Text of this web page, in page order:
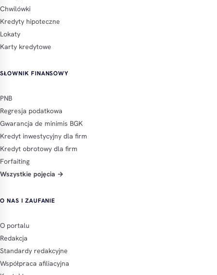
Chwilówki
Kredyty hipoteczne
Lokaty
Karty kredytowe
SŁOWNIK FINANSOWY
PNB
Regresja podatkowa
Gwarancja de minimis BGK
Kredyt inwestycyjny dla firm
Kredyt obrotowy dla firm
Forfaiting
Wszystkie pojęcia →
O NAS I ZAUFANIE
O portalu
Redakcja
Standardy redakcyjne
Współpraca afiliacyjna